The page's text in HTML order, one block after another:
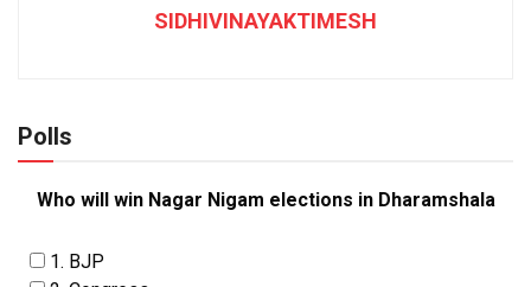
SIDHIVINAYAKTIMESH
Polls
Who will win Nagar Nigam elections in Dharamshala
1. BJP